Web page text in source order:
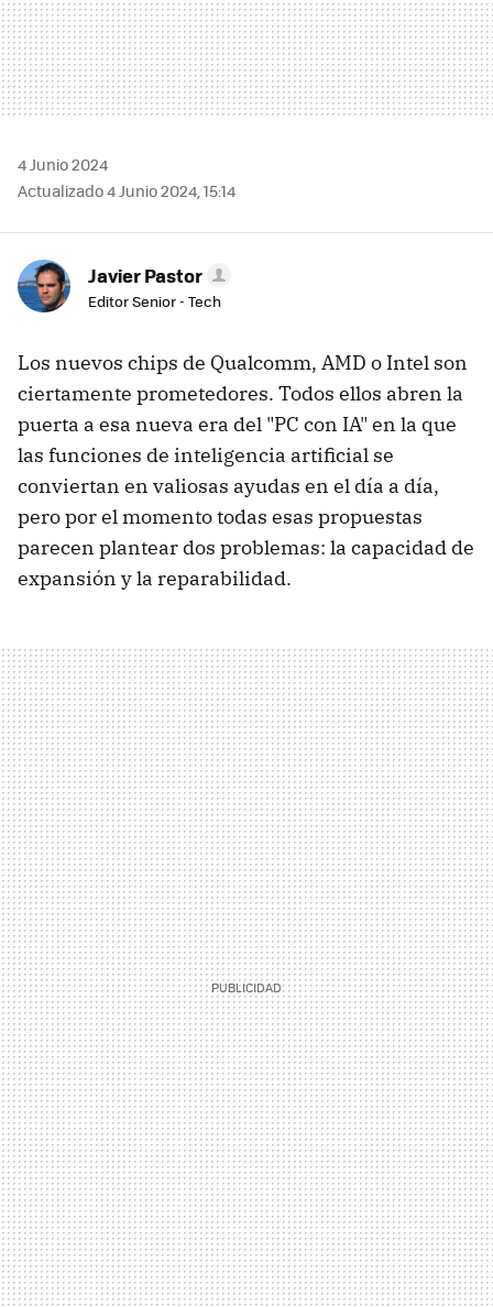
4 Junio 2024
Actualizado 4 Junio 2024, 15:14
Javier Pastor
Editor Senior - Tech
Los nuevos chips de Qualcomm, AMD o Intel son
ciertamente prometedores. Todos ellos abren la
puerta a esa nueva era del "PC con IA" en la que
las funciones de inteligencia artificial se
conviertan en valiosas ayudas en el día a día,
pero por el momento todas esas propuestas
parecen plantear dos problemas: la capacidad de
expansión y la reparabilidad.